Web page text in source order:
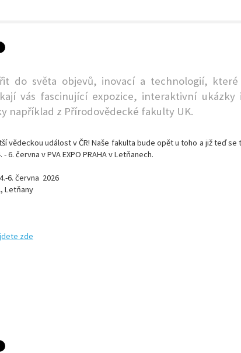
do světa objevů, inovací a technologií,
vás fascinující expozice, interaktivní
například z Přírodovědecké fakulty UK.
vědeckou událost v ČR! Naše fakulta bude opět u toho a již teď se
6. června v PVA EXPO PRAHA v Letňanech.
6. června 2026
Letňany
zde